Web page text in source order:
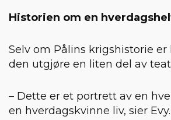
Historien om en
Selv om Pålins krigshistorie er
den utgjøre en liten del av
– Dette er et portrett av en
en hverdagskvinne liv, sier Evy.